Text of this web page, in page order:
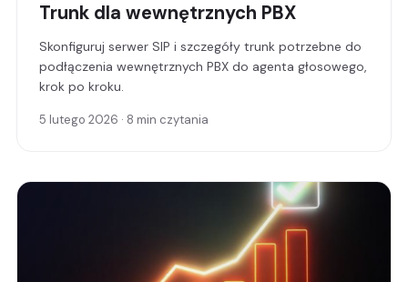
Trunk dla wewnętrznych PBX
Skonfiguruj serwer SIP i szczegóły trunk potrzebne do
podłączenia wewnętrznych PBX do agenta głosowego,
krok po kroku.
5 lutego 2026 · 8 min czytania